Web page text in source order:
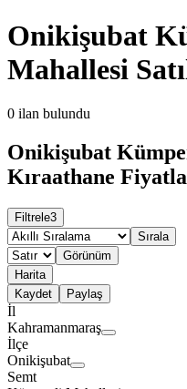
Onikişubat
Mahallesi
0 ilan bulundu
Onikişubat
Kıraathane
Filtrele3
Sırala
Görünüm
Harita
Kaydet
Paylaş
İl
Kahramanmaraş
İlçe
Onikişubat
Semt